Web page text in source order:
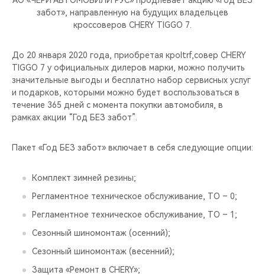
НОВИНКИ
CHERY CONNECT
CHERY В СОЦСЕТЯХ
ЛЮДИ CHERY
CHERY REMOTE
CHERY И СПОРТ
НАШИ МЕРОПРИЯТИЯ
ВИДЕООБЗОРЫ
забот», направленную на будущих владельцев
кроссоверов CHERY TIGGO 7.
До 20 января 2020 года, приобретая кроltrf,совер CHERY
TIGGO 7 у официальных дилеров марки, можно получить
значительные выгоды и бесплатно набор сервисных услуг
и подарков, которыми можно будет воспользоваться в
течение 365 дней с момента покупки автомобиля, в
рамках акции “Год БЕЗ забот”.
Пакет «Год БЕЗ забот» включает в себя следующие опции:
Комплект зимней резины;
Регламентное техническое обслуживание, ТО – 0;
Регламентное техническое обслуживание, ТО – 1;
Сезонный шиномонтаж (осенний);
Сезонный шиномонтаж (весенний);
Защита «Ремонт в CHERY»;